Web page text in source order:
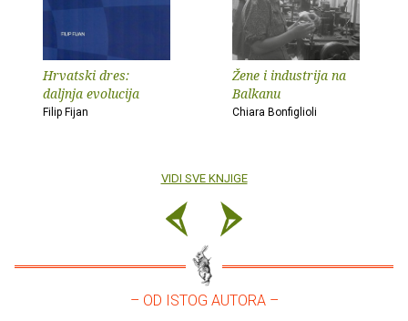
Hrvatski dres:
daljnja evolucija
Filip Fijan
Žene i industrija na
Balkanu
Chiara Bonfiglioli
VIDI SVE KNJIGE
– OD ISTOG AUTORA –